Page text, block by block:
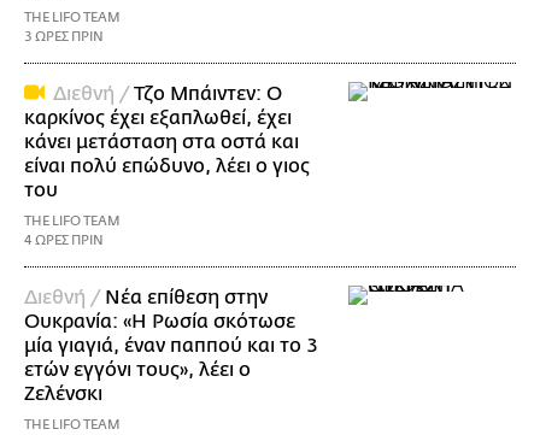
THE LIFO TEAM
3 ΩΡΕΣ ΠΡΙΝ
Διεθνή / Τζο Μπάιντεν: Ο
καρκίνος έχει εξαπλωθεί, έχει
κάνει μετάσταση στα οστά και
είναι πολύ επώδυνο, λέει ο γιος
του
THE LIFO TEAM
4 ΩΡΕΣ ΠΡΙΝ
Διεθνή / Νέα επίθεση στην
Ουκρανία: «Η Ρωσία σκότωσε
μία γιαγιά, έναν παππού και το 3
ετών εγγόνι τους», λέει ο
Ζελένσκι
THE LIFO TEAM